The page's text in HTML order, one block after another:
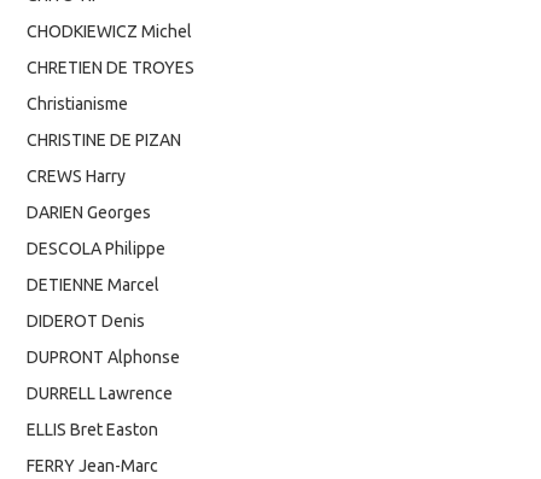
CHODKIEWICZ Michel
CHRETIEN DE TROYES
Christianisme
CHRISTINE DE PIZAN
CREWS Harry
DARIEN Georges
DESCOLA Philippe
DETIENNE Marcel
DIDEROT Denis
DUPRONT Alphonse
DURRELL Lawrence
ELLIS Bret Easton
FERRY Jean-Marc